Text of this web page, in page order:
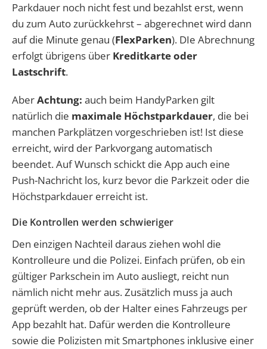
Parkdauer noch nicht fest und bezahlst erst, wenn
du zum Auto zurückkehrst – abgerechnet wird dann
auf die Minute genau (FlexParken). DIe Abrechnung
erfolgt übrigens über Kreditkarte oder
Lastschrift.
AberAchtung: auch beim HandyParken gilt
natürlich die maximale Höchstparkdauer, die bei
manchen Parkplätzen vorgeschrieben ist! Ist diese
erreicht, wird der Parkvorgang automatisch
beendet. Auf Wunsch schickt die App auch eine
Push-Nachricht los, kurz bevor die Parkzeit oder die
Höchstparkdauer erreicht ist.
Die Kontrollen werden schwieriger
Den einzigen Nachteil daraus ziehen wohl die
Kontrolleure und die Polizei. Einfach prüfen, ob ein
gültiger Parkschein im Auto ausliegt, reicht nun
nämlich nicht mehr aus. Zusätzlich muss ja auch
geprüft werden, ob der Halter eines Fahrzeugs per
App bezahlt hat. Dafür werden die Kontrolleure
sowie die Polizisten mit Smartphones inklusive einer